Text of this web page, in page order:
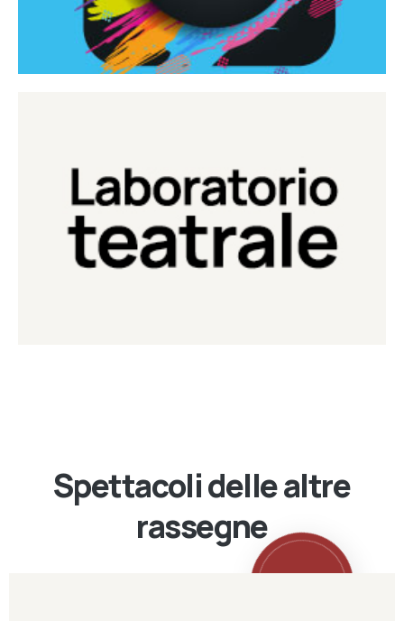
Laboratorio Teatrale
Laboratorio di teatro del Teatro Eduardo de Filippo
Continua
Spettacoli delle altre
rassegne